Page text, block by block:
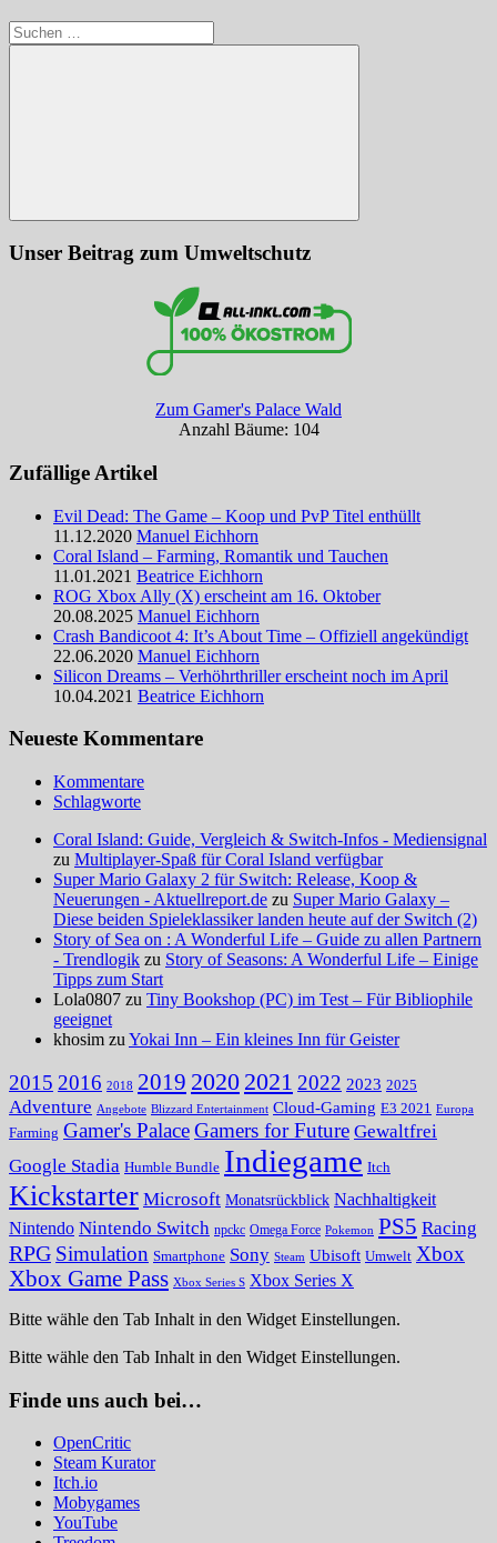
Suchen
nach:
Suchen
Unser Beitrag zum Umweltschutz
Zum Gamer's Palace Wald
Anzahl Bäume: 104
Zufällige Artikel
Evil Dead: The Game – Koop und PvP Titel enthüllt
11.12.2020 Manuel Eichhorn
Coral Island – Farming, Romantik und Tauchen
11.01.2021 Beatrice Eichhorn
ROG Xbox Ally (X) erscheint am 16. Oktober
20.08.2025 Manuel Eichhorn
Crash Bandicoot 4: It’s About Time – Offiziell angekündigt
22.06.2020 Manuel Eichhorn
Silicon Dreams – Verhöhrthriller erscheint noch im April
10.04.2021 Beatrice Eichhorn
Neueste Kommentare
Kommentare
Schlagworte
Coral Island: Guide, Vergleich & Switch-Infos - Mediensignal
zu Multiplayer-Spaß für Coral Island verfügbar
Super Mario Galaxy 2 für Switch: Release, Koop &
Neuerungen - Aktuellreport.de zu Super Mario Galaxy –
Diese beiden Spieleklassiker landen heute auf der Switch (2)
Story of Sea on : A Wonderful Life – Guide zu allen Partnern
- Trendlogik zu Story of Seasons: A Wonderful Life – Einige
Tipps zum Start
Lola0807 zu Tiny Bookshop (PC) im Test – Für Bibliophile
geeignet
khosim zu Yokai Inn – Ein kleines Inn für Geister
2015 2016 2018 2019 2020 2021 2022 2023 2025
Adventure Angebote Blizzard Entertainment Cloud-Gaming E3 2021 Europa
Farming Gamer's PalaceGamers for Future Gewaltfrei
Google Stadia Humble Bundle Indiegame Itch
Kickstarter Microsoft Monatsrückblick Nachhaltigkeit
Nintendo Nintendo Switch npckc Omega Force Pokemon PS5 Racing
RPG Simulation Smartphone Sony Steam Ubisoft Umwelt Xbox
Xbox Game Pass Xbox Series S Xbox Series X
Bitte wähle den Tab Inhalt in den Widget Einstellungen.
Bitte wähle den Tab Inhalt in den Widget Einstellungen.
Finde uns auch bei…
OpenCritic
Steam Kurator
Itch.io
Mobygames
YouTube